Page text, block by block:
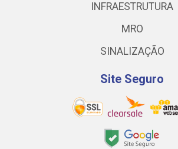
INFRAESTRUTURA
MRO
SINALIZAÇÃO
Site Seguro